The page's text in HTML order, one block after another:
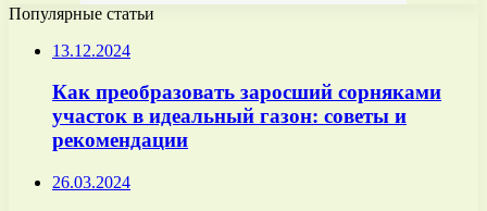
Популярные статьи
13.12.2024
Как преобразовать заросший сорняками
участок в идеальный газон: советы и
рекомендации
26.03.2024